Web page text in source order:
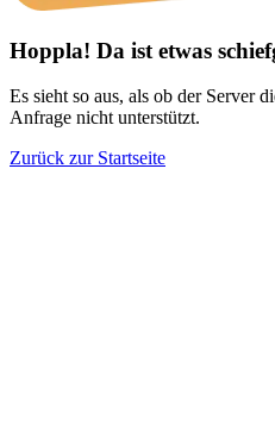
Hoppla! Da ist etwas
Es sieht so aus, als ob der Server
Anfrage nicht unterstützt.
Zurück zur Startseite